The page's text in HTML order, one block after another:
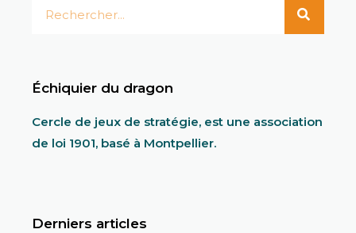
Échiquier du dragon
Cercle de jeux de stratégie, est une association
de loi 1901, basé à Montpellier.
Derniers articles